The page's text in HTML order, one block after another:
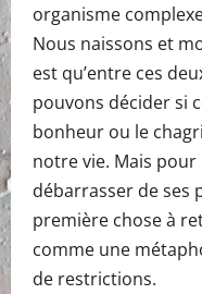
organisme
Nous naissons et
est qu’entre ces
pouvons décider si
bonheur ou le
notre vie. Mais pour
débarrasser de ses
première chose à
comme une
de restrictions.